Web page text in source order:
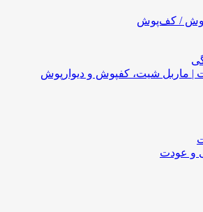
/ کف‌پوش
| ماربل شیت، کفپوش و دیوارپوش
و عودت